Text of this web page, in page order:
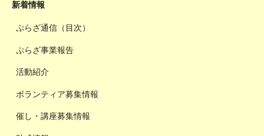
新着情報
ぷらざ通信（目次）
ぷらざ事業報告
活動紹介
ボランティア募集情報
催し・講座募集情報